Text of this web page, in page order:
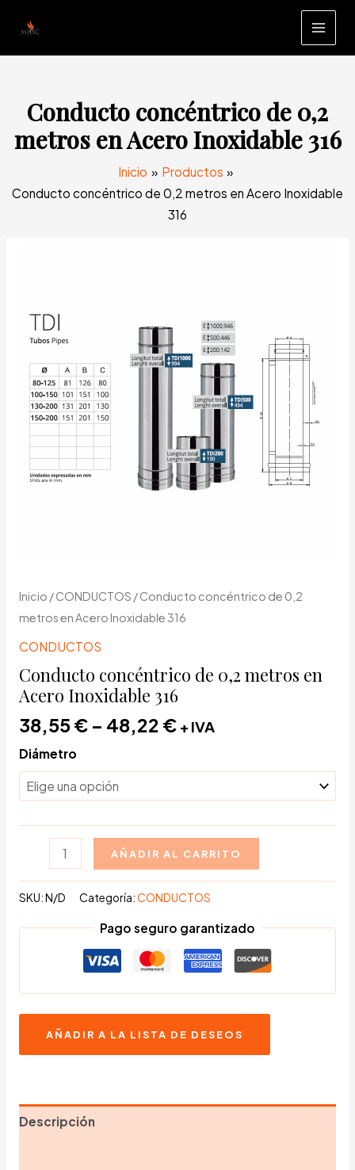
contenido
Conducto concéntrico de 0,2
metros en Acero Inoxidable 316
Inicio
Productos
Conducto concéntrico de 0,2 metros en Acero Inoxidable
316
Inicio /CONDUCTOS / Conducto concéntrico de 0,2
metros en Acero Inoxidable 316
CONDUCTOS
Conducto concéntrico de 0,2 metros en
Acero Inoxidable 316
38,55€– 48,22 € + IVA
Diámetro
Conducto
concéntrico
de
metros
Inoxidable
316
cantidad
AÑADIR AL CARRITO
SKU:N/D Categoría:CONDUCTOS
Pago seguro garantizado
AÑADIR A LA LISTA DE DESEOS
Descripción